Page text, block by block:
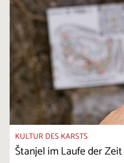
KULTUR DES KARSTS
Štanjel im Laufe der Zeit